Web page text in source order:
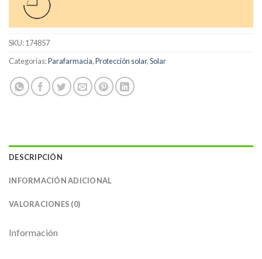
SKU:174857
Categorías:Parafarmacia,Protección solar,Solar
DESCRIPCIÓN
INFORMACIÓN ADICIONAL
VALORACIONES (0)
Información